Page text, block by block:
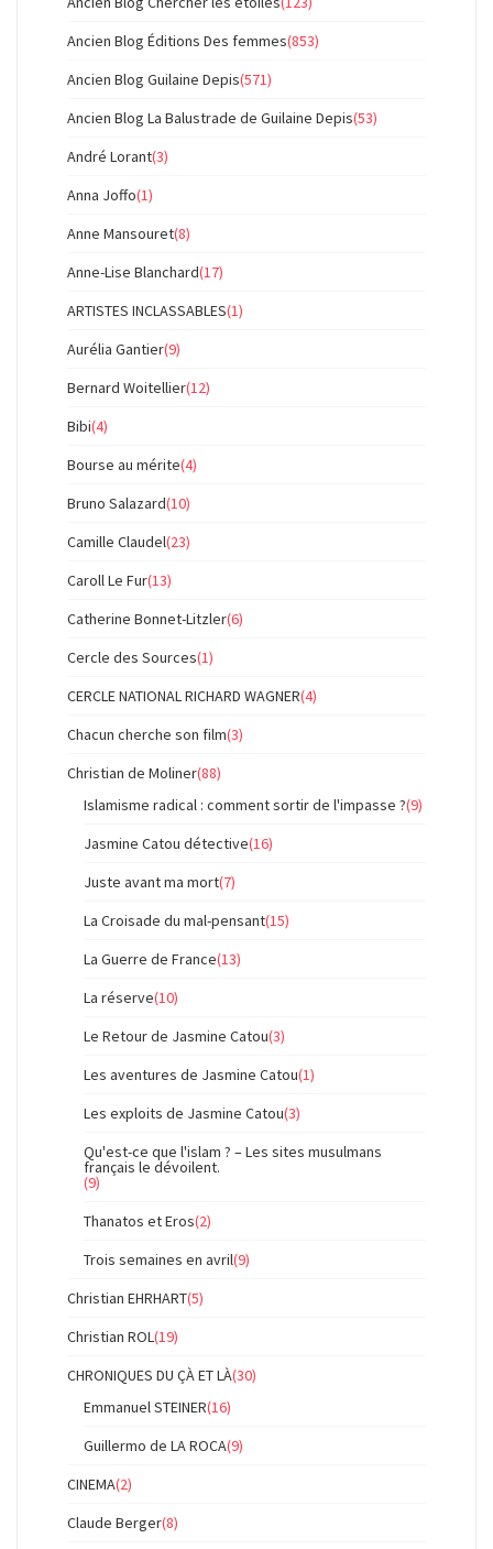
Ancien Blog Éditions Des femmes(853)
Ancien Blog Guilaine Depis(571)
Ancien Blog La Balustrade de Guilaine Depis(53)
André Lorant(3)
Anna Joffo(1)
Anne Mansouret(8)
Anne-Lise Blanchard(17)
ARTISTES INCLASSABLES(1)
Aurélia Gantier(9)
Bernard Woitellier(12)
Bibi(4)
Bourse au mérite(4)
Bruno Salazard(10)
Camille Claudel(23)
Caroll Le Fur(13)
Catherine Bonnet-Litzler(6)
Cercle des Sources(1)
CERCLE NATIONAL RICHARD WAGNER(4)
Chacun cherche son film(3)
Christian de Moliner(88)
Islamisme radical : comment sortir de l'impasse ?(9)
Jasmine Catou détective(16)
Juste avant ma mort(7)
La Croisade du mal-pensant(15)
La Guerre de France(13)
La réserve(10)
Le Retour de Jasmine Catou(3)
Les aventures de Jasmine Catou(1)
Les exploits de Jasmine Catou(3)
Qu'est-ce que l'islam ? – Les sites musulmans
français le dévoilent.
(9)
Thanatos et Eros(2)
Trois semaines en avril(9)
Christian EHRHART(5)
Christian ROL(19)
CHRONIQUES DU ÇÀ ET LÀ(30)
Emmanuel STEINER(16)
Guillermo de LA ROCA(9)
CINEMA(2)
Claude Berger(8)